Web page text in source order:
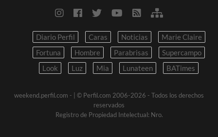
Diario Perfil Caras Noticias
Marie Claire
Fortuna
Hombre Parabrisas
Supercampo
Look
Luz Mia Lunateen BATimes
weekend.perfil.com -
| © Perfil.com 2006-2026 - Todos los derechos
reservados
Registro de Propiedad Intelectual: Nro.